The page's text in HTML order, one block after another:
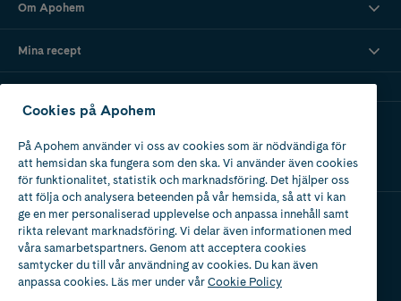
Om Apohem
Mina recept
Apotek med tillstånd
av Läkemedelsverket
Cookies på Apohem
På Apohem använder vi oss av cookies som är nödvändiga för
att hemsidan ska fungera som den ska. Vi använder även cookies
för funktionalitet, statistik och marknadsföring. Det hjälper oss
att följa och analysera beteenden på vår hemsida, så att vi kan
ge en mer personaliserad upplevelse och anpassa innehåll samt
rikta relevant marknadsföring. Vi delar även informationen med
våra samarbetspartners. Genom att acceptera cookies
samtycker du till vår användning av cookies. Du kan även
anpassa cookies. Läs mer under vårCookie Policy